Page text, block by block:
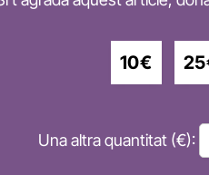
10€
Una altra quantitat (€):